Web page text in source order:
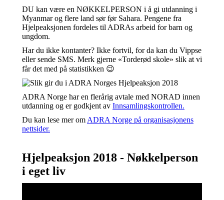
DU kan være en NØKKELPERSON i å gi utdanning i
Myanmar og flere land sør før Sahara. Pengene fra
Hjelpeaksjonen fordeles til ADRAs arbeid for barn og
ungdom.
Har du ikke kontanter? Ikke fortvil, for da kan du Vippse
eller sende SMS. Merk gjerne «Torderød skole» slik at vi
får det med på statistikken 😉
ADRA Norge har en flerårig avtale med NORAD innen
utdanning og er godkjent av Innsamlingskontrollen.
Du kan lese mer om ADRA Norge på organisasjonens
nettsider.
Hjelpeaksjon 2018 - Nøkkelperson
i eget liv